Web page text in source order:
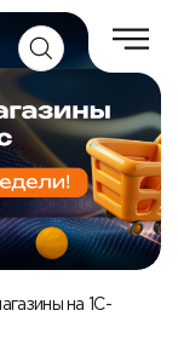
на 1С-